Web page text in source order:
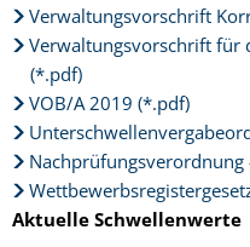
Verwaltungsvorschrift
Verwaltungsvorschrift für
(*.pdf)
VOB/A 2019 (*.pdf)
Nachprüfungsverordnung
Aktuelle Schwellenwerte